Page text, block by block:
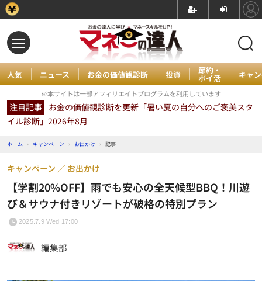
人気 ニュース お金の価値観診断 投資 節約・
ポイ活 キャ
※本サイトは一部アフィリエイトプログラムを利用しています
注目記事 お金の価値観診断を更新「暑い夏の自分へのご褒美スタ
イル診断」2026年8月
ホーム › キャンペーン › お出かけ › 記事
【学割20%OFF】雨でも安心の全天候型BBQ！川遊
び＆サウナ付きリゾートが破格の特別プラン
キャンペーン お出かけ
2025.7.9 Wed 17:00
編集部